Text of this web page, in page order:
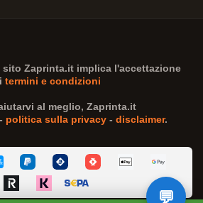
sito Zaprinta.itimplica l'accettazione
termini e condizioni
al meglio, Zaprinta.it
politica sulla privacy- disclaimer.